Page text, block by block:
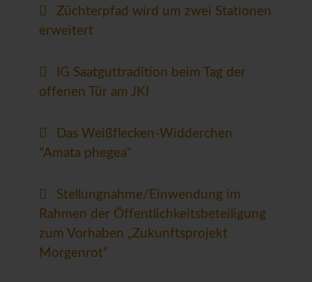
Züchterpfad wird um zwei Stationen
erweitert
IG Saatguttradition beim Tag der
offenen Tür am JKI
Das Weißflecken-Widderchen
"Amata phegea"
Stellungnahme/Einwendung im
Rahmen der Öffentlichkeitsbeteiligung
zum Vorhaben „Zukunftsprojekt
Morgenrot“